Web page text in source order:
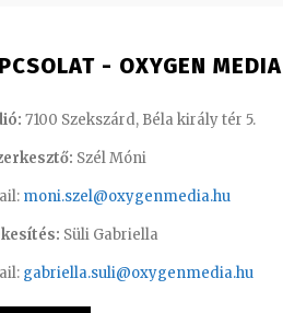
- OXYGEN MEDIA
7100 Szekszárd, Béla király tér 5.
Szél Móni
moni.szel@oxygenmedia.hu
Süli Gabriella
gabriella.suli@oxygenmedia.hu